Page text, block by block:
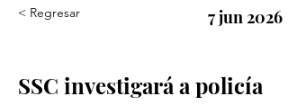
< Regresar 7 jun 2026
SSC investigará a policía